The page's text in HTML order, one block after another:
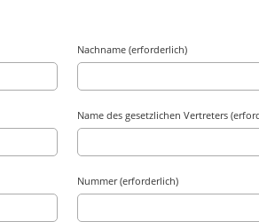
Nachname (erforderlich)
Name des gesetzlichen Vertreters
Nummer (erforderlich)